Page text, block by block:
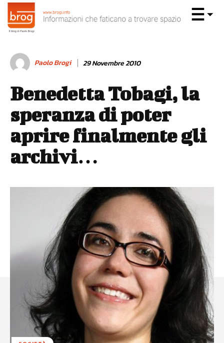
Paolo Brogi 29 Novembre 2010
Benedetta Tobagi, la
speranza di poter
aprire finalmente gli
archivi…